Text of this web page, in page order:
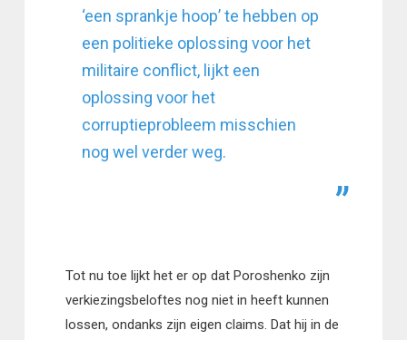
‘een sprankje hoop’ te hebben op
een politieke oplossing voor het
militaire conflict, lijkt een
oplossing voor het
corruptieprobleem misschien
nog wel verder weg.
Tot nu toe lijkt het er op dat Poroshenko zijn
verkiezingsbeloftes nog niet in heeft kunnen
lossen, ondanks zijn eigen claims. Dat hij in de